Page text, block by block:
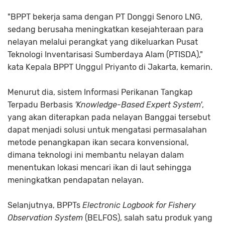
"BPPT bekerja sama dengan PT Donggi Senoro LNG,
sedang berusaha meningkatkan kesejahteraan para
nelayan melalui perangkat yang dikeluarkan Pusat
Teknologi Inventarisasi Sumberdaya Alam (PTISDA),"
kata Kepala BPPT Unggul Priyanto di Jakarta, kemarin.
Menurut dia, sistem Informasi Perikanan Tangkap
Terpadu Berbasis 'Knowledge-Based Expert System',
yang akan diterapkan pada nelayan Banggai tersebut
dapat menjadi solusi untuk mengatasi permasalahan
metode penangkapan ikan secara konvensional,
dimana teknologi ini membantu nelayan dalam
menentukan lokasi mencari ikan di laut sehingga
meningkatkan pendapatan nelayan.
Selanjutnya, BPPTs Electronic Logbook for Fishery
Observation System (BELFOS), salah satu produk yang